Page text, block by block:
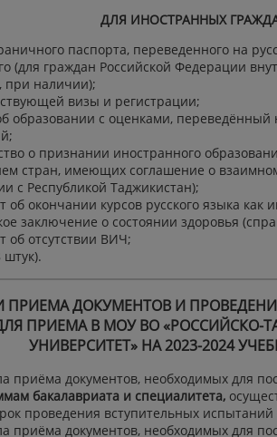
ДЛЯ ИНОСТРАННЫХ
паспорта, переведенного на
(для граждан Российской Федерации
при наличии);
визы и регистрации;
образовании с оценками, переведённый
о признании иностранного
стран, имеющих соглашение о
с Республикой Таджикистан);
об окончании курсов русского языка как
заключение о состоянии здоровья
об отсутствии ВИЧ;
штук).
ПРИЕМА ДОКУМЕНТОВ И
ПРИЕМА В МОУ ВО «РОССИЙСКО-
УНИВЕРСИТЕТ» НА 2023-2024
приёма документов, необходимых для
бакалавриата и специалитета,
проведения вступительных испытаний
приёма документов, необходимых для